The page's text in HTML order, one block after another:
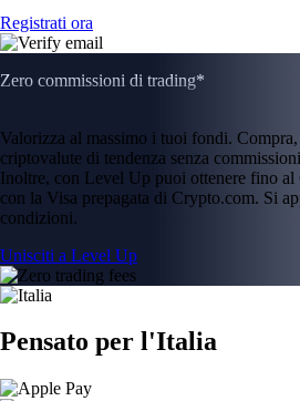
Registrati ora
Zero commissioni di trading*
Valorizza al massimo i tuoi fondi.
criptovalute di tendenza senza
Inoltre, con Level Up puoi ottenere fino
con la Visa prepagata di Crypto.com. Si
condizioni.
Unisciti a Level Up
Pensato per l'Italia